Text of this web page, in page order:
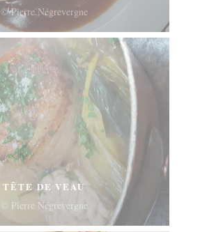
© Pierre Négrevergne
TÊTE DE VEAU
© Pierre Négrevergne